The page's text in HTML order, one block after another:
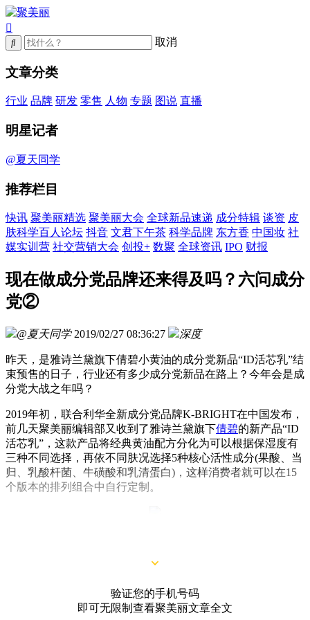
取消
文章分类
行业 品牌 研发 零售 人物 专题 图说 直播
明星记者
@夏天同学
推荐栏目
快讯 聚美丽精选 聚美丽大会 全球新品速递 成分特辑 谈资 皮
肤科学百人论坛 抖音 文君下午茶 科学品牌 东方香 中国妆 社
媒实训营 社交营销大会 创投+ 数聚 全球资讯 IPO 财报
现在做成分党品牌还来得及吗？六问成分
党②
@夏天同学 2019/02/27 08:36:27 深度
昨天，是雅诗兰黛旗下倩碧小黄油的成分党新品“ID活芯乳”结
束预售的日子，行业还有多少成分党新品在路上？今年会是成
分党大战之年吗？
2019年初，联合利华全新成分党品牌K-BRIGHT在中国发布，
前几天聚美丽编辑部又收到了雅诗兰黛旗下倩碧的新产品“ID
活芯乳”，这款产品将经典黄油配方分化为可以根据保湿度有
三种不同选择，再依不同肤况选择5种核心活性成分(果酸、当
归、乳酸杆菌、牛磺酸和乳清蛋白)，这样消费者就可以在15
个版本的排列组合中自行定制。
验证您的手机号码
即可无限制查看聚美丽文章全文